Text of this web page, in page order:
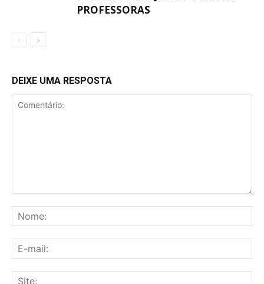
PROFESSORAS
DEIXE UMA RESPOSTA